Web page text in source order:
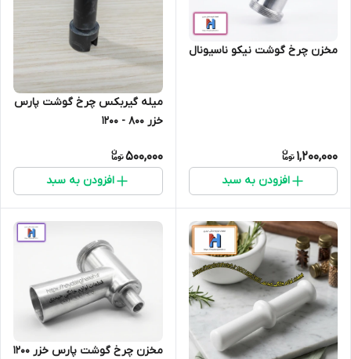
مخزن چرخ گوشت نیکو ناسیونال
1,200,000
افزودن به سبد
میله گیربکس چرخ گوشت پارس
خزر 800 - 1200
500,000
افزودن به سبد
مخزن چرخ گوشت پارس خزر 1200